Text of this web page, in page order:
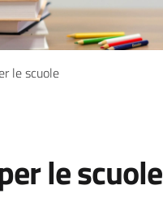
le scuole
le scuole